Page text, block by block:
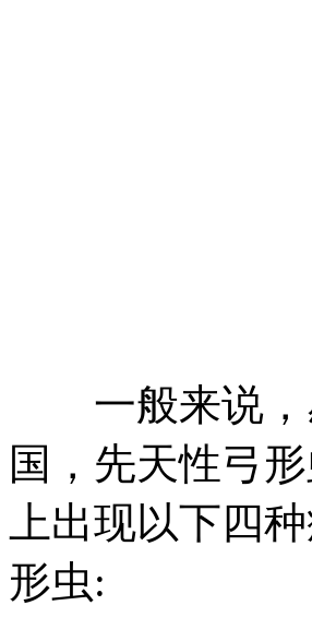
一般来说，
国，先天性弓
上出现以下四
形虫: